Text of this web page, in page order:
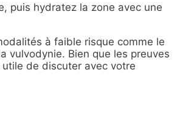
puis hydratez la zone avec une
à faible risque comme le
vulvodynie. Bien que les preuves
de discuter avec votre